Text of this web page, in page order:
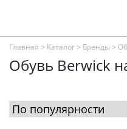
Главная > Каталог> Бренды >
Обувь Berwick